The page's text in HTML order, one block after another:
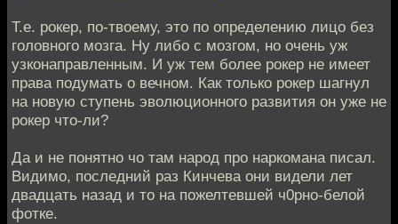
Т.е. рокер, по-твоему, это по определению лицо без
головного мозга. Ну либо с мозгом, но очень уж
узконаправленным. И уж тем более рокер не имеет
права подумать о вечном. Как только рокер шагнул
на новую ступень эволюционного развития он уже не
рокер что-ли?
Да и не понятно чо там народ про наркомана писал.
Видимо, последний раз Кинчева они видели лет
двадцать назад и то на пожелтевшей ч0рно-белой
фотке.